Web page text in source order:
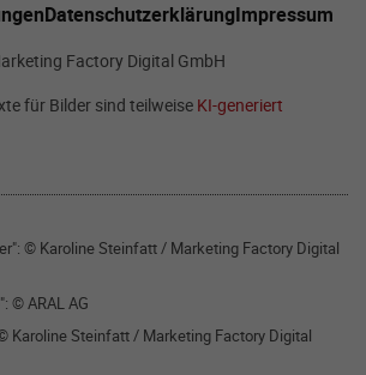
DatenschutzerklärungImpressum
Factory Digital GmbH
für Bilder sind teilweise KI-generiert
© Karoline Steinfatt / Marketing Factory Digital
© ARAL AG
Karoline Steinfatt / Marketing Factory Digital